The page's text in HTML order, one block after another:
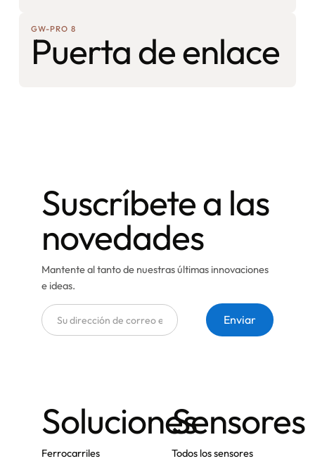
GW-PRO 8
Puerta de enlace
Suscríbete a las
novedades
Mantente al tanto de nuestras últimas innovaciones
e ideas.
Soluciones
Ferrocarriles
Sensores
Todos los sensores